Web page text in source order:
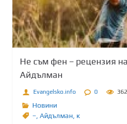
Не съм фен – рецензия
Айдълман
Evangelsko.info 0 362
Новини
– Айдълман к